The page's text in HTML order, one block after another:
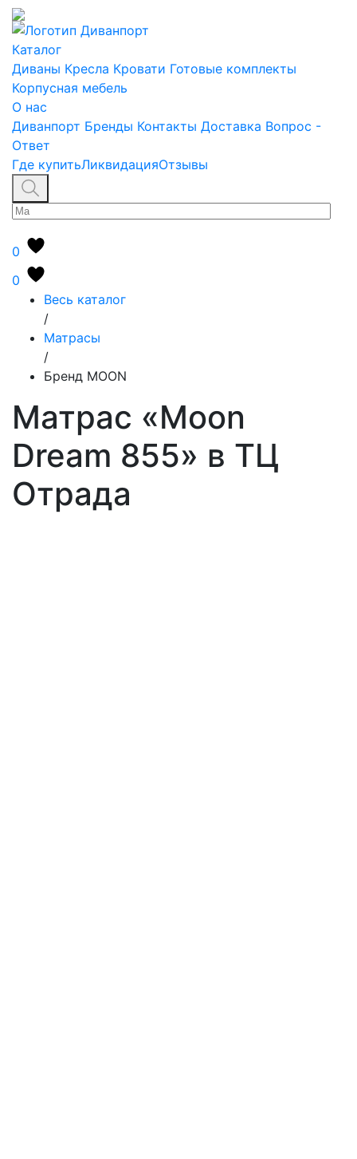
Каталог
Диваны Кресла Кровати Готовые комплекты
Корпусная мебель
О нас
Диванпорт Бренды Контакты Доставка Вопрос -
Ответ
Где купитьЛиквидацияОтзывы
0
0
Весь каталог
/
Матрасы
/
Бренд MOON
Матрас «Moon
Dream 855» в ТЦ
Отрада